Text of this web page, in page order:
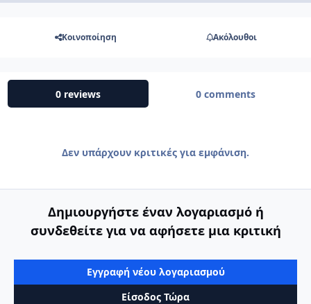
Κοινοποίηση Ακόλουθοι
0 reviews 0 comments
Δεν υπάρχουν κριτικές για εμφάνιση.
Δημιουργήστε έναν λογαριασμό ή
συνδεθείτε για να αφήσετε μια κριτική
Εγγραφή νέου λογαριασμού
Είσοδος Τώρα